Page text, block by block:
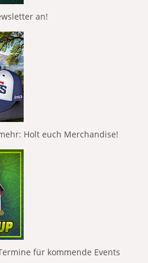
an!
Holt euch Merchandise!
für kommende Events